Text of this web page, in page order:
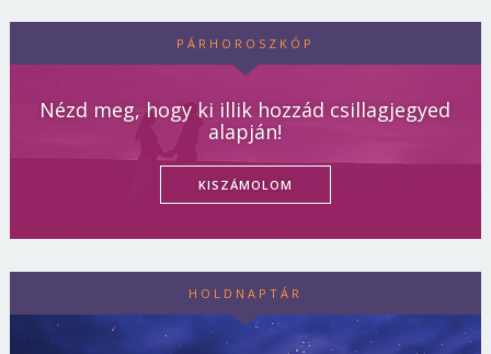
PÁRHOROSZKÓP
Nézd meg, hogy ki illik hozzád csillagjegyed
alapján!
KISZÁMOLOM
HOLDNAPTÁR